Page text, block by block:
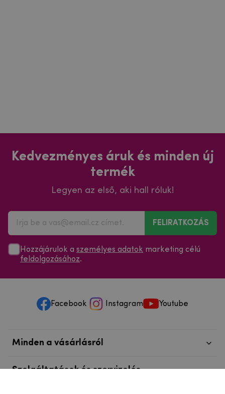
Kedvezményes áruk és minden új
termék
Legyen az első, aki hall róluk!
FELIRATKOZÁS
Hozzájárulok a személyes adatok marketing célú
feldolgozásához.
Facebook Instagram Youtube
Minden a vásárlásról
Szolgáltatások és szervizelés